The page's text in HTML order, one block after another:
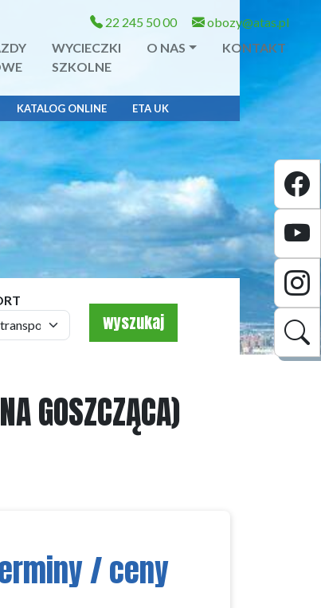
22 245 50 00
obozy@atas.pl
WYCIECZKI
SZKOLNE
O NAS KONTAKT
KATALOG ONLINE ETA UK
wyszukaj
GOSZCZĄCA)
/ ceny